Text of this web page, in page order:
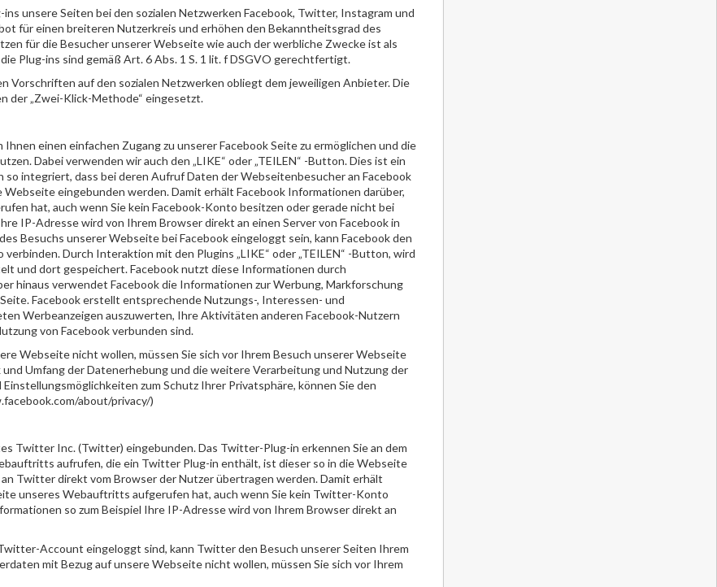
unsere Seiten bei den sozialen Netzwerken Facebook, Twitter, Instagram und
für einen breiteren Nutzerkreis und erhöhen den Bekanntheitsgrad des
für die Besucher unserer Webseite wie auch der werbliche Zwecke ist als
Plug-ins sind gemäß Art. 6 Abs. 1 S. 1 lit. f DSGVO gerechtfertigt.
auf den sozialen Netzwerken obliegt dem jeweiligen Anbieter. Die
der „Zwei-Klick-Methode“ eingesetzt.
einen einfachen Zugang zu unserer Facebook Seite zu ermöglichen und die
Dabei verwenden wir auch den „LIKE“ oder „TEILEN“ -Button. Dies ist ein
integriert, dass bei deren Aufruf Daten der Webseitenbesucher an Facebook
eingebunden werden. Damit erhält Facebook Informationen darüber,
hat, auch wenn Sie kein Facebook-Konto besitzen oder gerade nicht bei
IP-Adresse wird von Ihrem Browser direkt an einen Server von Facebook in
Besuchs unserer Webseite bei Facebook eingeloggt sein, kann Facebook den
Durch Interaktion mit den Plugins „LIKE“ oder „TEILEN“ -Button, wird
und dort gespeichert. Facebook nutzt diese Informationen durch
hinaus verwendet Facebook die Informationen zur Werbung, Markforschung
Facebook erstellt entsprechende Nutzungs-, Interessen- und
Werbeanzeigen auszuwerten, Ihre Aktivitäten anderen Facebook-Nutzern
von Facebook verbunden sind.
Webseite nicht wollen, müssen Sie sich vor Ihrem Besuch unserer Webseite
Umfang der Datenerhebung und die weitere Verarbeitung und Nutzung der
zum Schutz Ihrer Privatsphäre, können Sie den
about/privacy/)
Twitter Inc. (Twitter) eingebunden. Das Twitter-Plug-in erkennen Sie an dem
aufrufen, die ein Twitter Plug-in enthält, ist dieser so in die Webseite
Twitter direkt vom Browser der Nutzer übertragen werden. Damit erhält
unseres Webauftritts aufgerufen hat, auch wenn Sie kein Twitter-Konto
so zum Beispiel Ihre IP-Adresse wird von Ihrem Browser direkt an
Account eingeloggt sind, kann Twitter den Besuch unserer Seiten Ihrem
mit Bezug auf unsere Webseite nicht wollen, müssen Sie sich vor Ihrem